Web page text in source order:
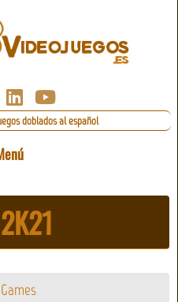
doblados al español